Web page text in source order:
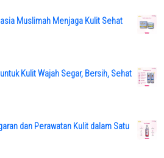
Muslimah Menjaga Kulit Sehat
Kulit Wajah Segar, Bersih, Sehat
dan Perawatan Kulit dalam Satu